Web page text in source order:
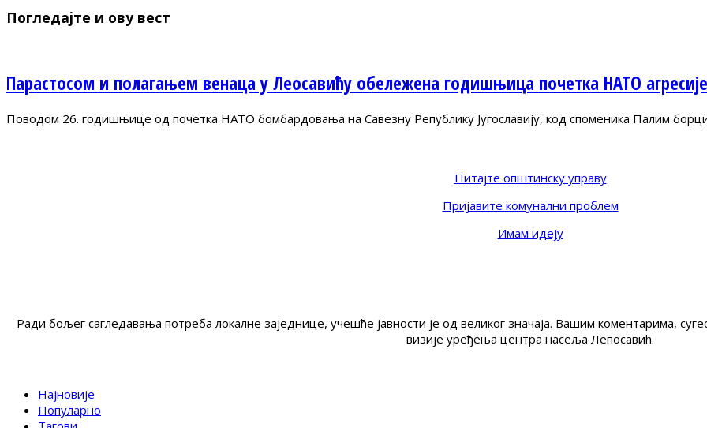
Погледајте и ову вест
Парастосом и полагањем венаца у Леосавићу обележена годишњица почетка НАТО агресије
Поводом 26. годишњице од почетка НАТО бомбардовања на Савезну Републику Југославију, код споменика Палим
Питајте општинску управу
Пријавите комунални проблем
Имам идеју
Ради бољег сагледавања потреба локалне заједнице, учешће јавности је од великог значаја. Вашим коментарима,
визије уређења центра насеља Лепосавић.
Најновије
Популарно